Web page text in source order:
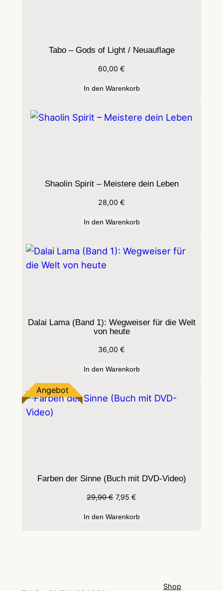
Tabo – Gods of Light / Neuauflage
60,00 €
In den Warenkorb
Shaolin Spirit – Meistere dein Leben
28,00 €
In den Warenkorb
Dalai Lama (Band 1): Wegweiser für die Welt
von heute
36,00 €
In den Warenkorb
AngebotProdukt
im
Farben der Sinne (Buch mit DVD-Video)
29,90€ Ursprünglicher
war:
7,95 €
ist:
In den Warenkorb
Shop